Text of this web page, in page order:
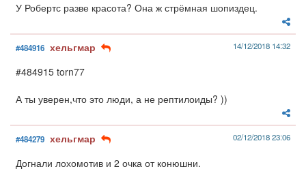
У Робертс разве красота? Она ж стрёмная шопиздец.
#484916 хельгмар 14/12/2018 14:32
#484915 torn77
А ты уверен,что это люди, а не рептилоиды? ))
#484279 хельгмар 02/12/2018 23:06
Догнали лохомотив и 2 очка от конюшни.